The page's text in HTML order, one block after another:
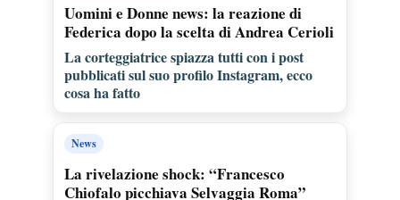
Uomini e Donne news: la reazione di
Federica dopo la scelta di Andrea Cerioli
La corteggiatrice spiazza tutti con i post
pubblicati sul suo profilo Instagram, ecco
cosa ha fatto
News
La rivelazione shock: “Francesco
Chiofalo picchiava Selvaggia Roma”